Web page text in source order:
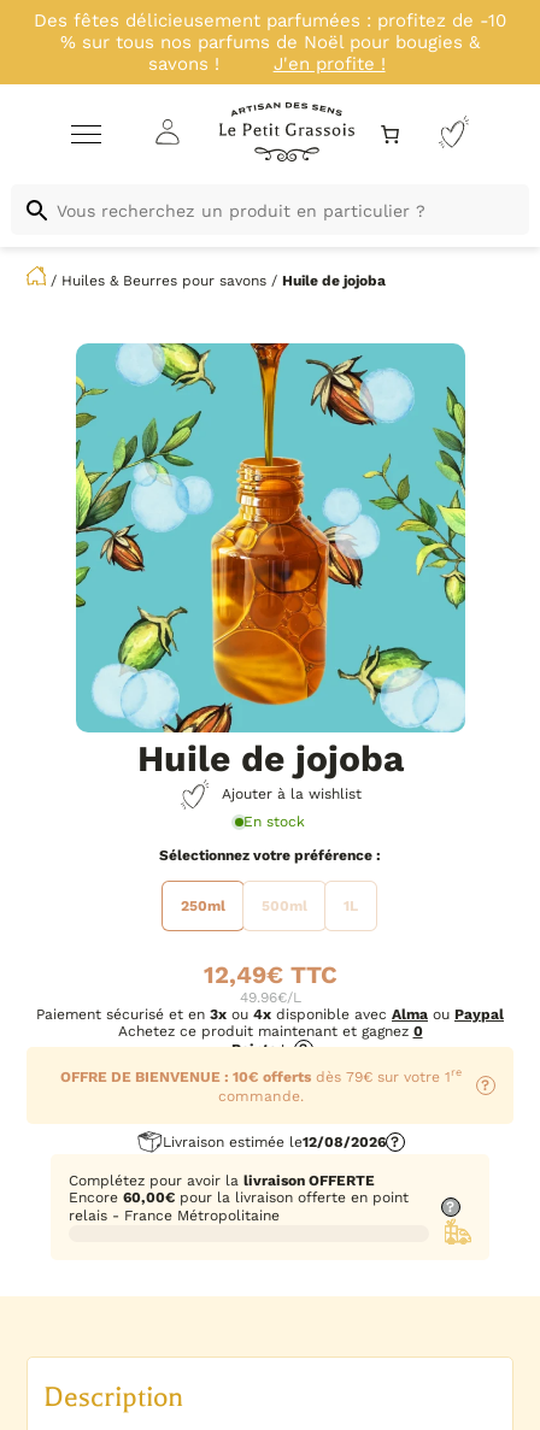
Des fêtes délicieusement parfumées : profitez de -10
% sur tous nos parfums de Noël pour bougies &
savons !
J'en profite !
/ Huiles & Beurres pour savons /Huile de jojoba
Huile de jojoba
Ajouter à la wishlist
En stock
préférence
250ml 500ml 1L
12,49€
49.96€/L
Paiement sécurisé et en 3x ou 4x disponible avec Alma ou Paypal
Achetez ce produit maintenant et gagnez 0
Points! ?
Livraison estimée le12/08/2026 ?
Complétez pour avoir lalivraison OFFERTE
Encore60,00€ pour la livraison offerte en point
relais - France Métropolitaine
?
OFFRE DE BIENVENUE : 10€ offertsdès 79€ sur votre 1 re
commande.
?
Description